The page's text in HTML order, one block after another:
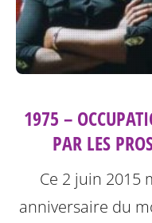
1975 –
PAR LES
Ce 2 juin 2015
anniversaire du